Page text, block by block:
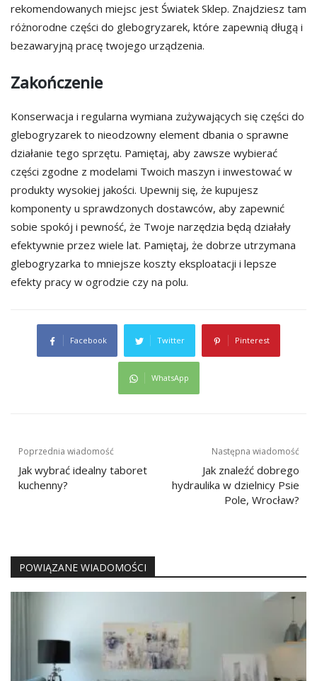
rekomendowanych miejsc jest Światek Sklep. Znajdziesz tam
różnorodne części do glebogryzarek, które zapewnią długą i
bezawaryjną pracę twojego urządzenia.
Zakończenie
Konserwacja i regularna wymiana zużywających się części do
glebogryzarek to nieodzowny element dbania o sprawne
działanie tego sprzętu. Pamiętaj, aby zawsze wybierać
części zgodne z modelami Twoich maszyn i inwestować w
produkty wysokiej jakości. Upewnij się, że kupujesz
komponenty u sprawdzonych dostawców, aby zapewnić
sobie spokój i pewność, że Twoje narzędzia będą działały
efektywnie przez wiele lat. Pamiętaj, że dobrze utrzymana
glebogryzarka to mniejsze koszty eksploatacji i lepsze
efekty pracy w ogrodzie czy na polu.
Facebook Twitter Pinterest
WhatsApp
Nawigacja
wpisu
Poprzednia wiadomość
Jak wybrać idealny taboret
kuchenny?
Następna wiadomość
Jak znaleźć dobrego
hydraulika w dzielnicy Psie
Pole, Wrocław?
POWIĄZANE WIADOMOŚCI